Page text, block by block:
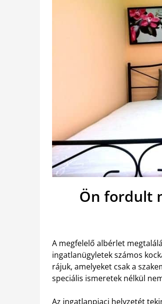
Ön fordult
A megfelelő albérlet
ingatlanügyletek számos
rájuk, amelyeket csak a
speciális ismeretek nélkül
Az ingatlanpiaci helyzetét